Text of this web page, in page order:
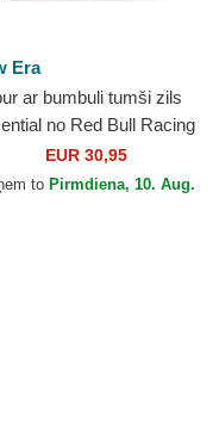
Era
ar bumbuli tumši zils
no Red Bull Racing
1 no New Era
EUR 30,95
to Pirmdiena, 10. Aug.